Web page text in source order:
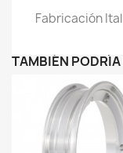
Fabricación
TAMBIÉN